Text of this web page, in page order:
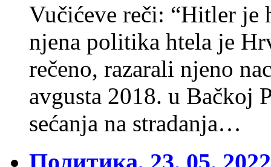
Vučićeve reči: “Hitler je
njena politika htela je
rečeno, razarali njeno
avgusta 2018. u Bačkoj
sećanja na stradanja…